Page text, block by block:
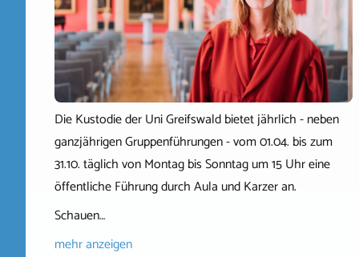
Die Kustodie der Uni Greifswald bietet jährlich - neben
ganzjährigen Gruppenführungen - vom 01.04. bis zum
31.10. täglich von Montag bis Sonntag um 15 Uhr eine
öffentliche Führung durch Aula und Karzer an.
Schauen…
mehr anzeigen